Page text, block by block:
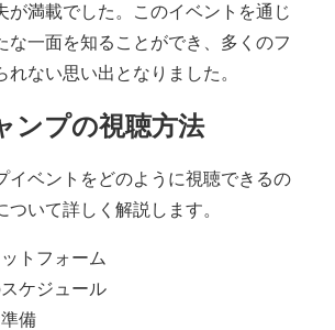
が満載でした。このイベントを通じ
な一面を知ることができ、多くのフ
れない思い出となりました。
ンプの視聴方法
イベントをどのように視聴できるの
いて詳しく解説します。
トフォーム
ケジュール
備